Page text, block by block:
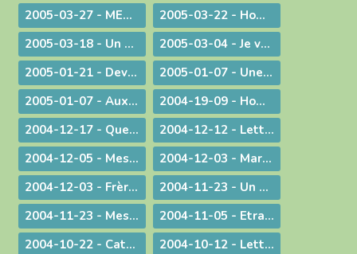
2005-03-27 - MESSAGE PASCAL 2005 : Marcher avec nos jambes !
2005-03-22 - Homélie pour la messe chrismale
2005-03-18 - Un degré de plus !
2005-03-04 - Je vais devenir plus pratiquant
2005-01-21 - Devant l'absurde
2005-01-07 - Une conscience planétaire
2005-01-07 - Aux portes du bonheur !
2004-19-09 - Homélie pour la Messe retransmise par la télévision depuis l'abbatiale d'Ambronay
2004-12-17 - Quelle Famille ?
2004-12-12 - Lettre aux prêtres
2004-12-05 - Message lors de la Messe d'au revoir à St-Didier-sur-Chalaronne
2004-12-03 - Marie, le premier tabernacle de l'histoire
2004-12-03 - Frère Gabriel Taborin, à l'école de la Sainte Famille
2004-11-23 - Un peu d'air frais !
2004-11-23 - Message lors du coup d'envoi pour les JMJ !
2004-11-05 - Etranges, surprenantes Béatitudes
2004-10-22 - Catécoeur ! Jésus est mon trésor
2004-10-12 - Lettre aux prêtres